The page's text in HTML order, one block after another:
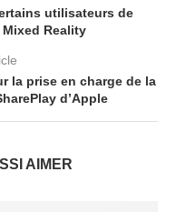
utilisateurs de
Reality
la prise en charge de la
d’Apple
AIMER